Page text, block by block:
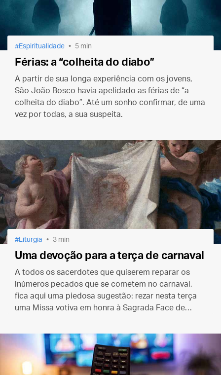
Espiritualidade 5 min
Férias: a “colheita do diabo”
A partir de sua longa experiência com os jovens,
São João Bosco havia apelidado as férias de “a
colheita do diabo”. Até um sonho confirmar, de uma
vez por todas, a sua suspeita.
Liturgia 3 min
Uma devoção para a terça de carnaval
A todos os sacerdotes que quiserem reparar os
inúmeros pecados que se cometem no carnaval,
fica aqui uma piedosa sugestão: rezar nesta terça
uma Missa votiva em honra à Sagrada Face de